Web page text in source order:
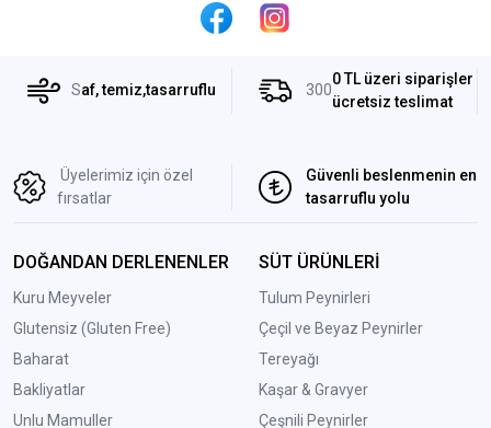
Saf, temiz,tasarruflu 300
0 TL üzeri siparişler
ücretsiz teslimat
Üyelerimiz için özel
fırsatlar
Güvenli beslenmenin en
tasarruflu yolu
DOĞANDAN DERLENENLER
Kuru Meyveler
Glutensiz (Gluten Free)
Baharat
Bakliyatlar
Unlu Mamuller
SÜT ÜRÜNLERİ
Tulum Peynirleri
Çeçil ve Beyaz Peynirler
Tereyağı
Kaşar & Gravyer
Çeşnili Peynirler